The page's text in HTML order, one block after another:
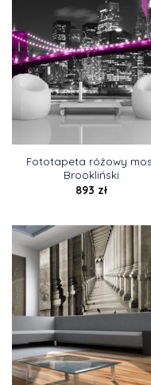
Fototapeta różowy
Brookliński
893 zł